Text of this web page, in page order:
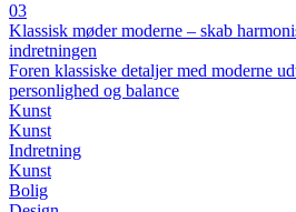
03
Klassisk møder moderne – skab
indretningen
Foren klassiske detaljer med moderne
personlighed og balance
Kunst
Kunst
Indretning
Kunst
Bolig